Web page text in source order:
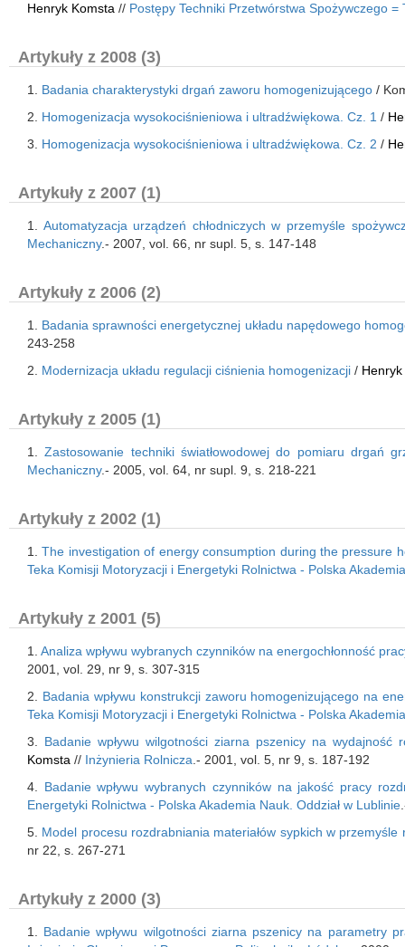
Henryk Komsta // Postępy Techniki Przetwórstwa Spożywczego
Artykuły z 2008 (3)
1. Badania charakterystyki drgań zaworu homogenizującego /
2. Homogenizacja wysokociśnieniowa i ultradźwiękowa. Cz. 1 /
3. Homogenizacja wysokociśnieniowa i ultradźwiękowa. Cz. 2 /
Artykuły z 2007 (1)
1. Automatyzacja urządzeń chłodniczych w przemyśle
Mechaniczny.- 2007, vol. 66, nr supl. 5, s. 147-148
Artykuły z 2006 (2)
1. Badania sprawności energetycznej układu napędowego
243-258
2. Modernizacja układu regulacji ciśnienia homogenizacji /
Artykuły z 2005 (1)
1.Zastosowanie techniki światłowodowej do pomiaru drgań
Mechaniczny.- 2005, vol. 64, nr supl. 9, s. 218-221
Artykuły z 2002 (1)
1.The investigation of energy consumption during the pressure
Teka Komisji Motoryzacji i Energetyki Rolnictwa - Polska
Artykuły z 2001 (5)
1.Analiza wpływu wybranych czynników na energochłonność
2001, vol. 29, nr 9, s. 307-315
2. Badania wpływu konstrukcji zaworu homogenizującego na
Teka Komisji Motoryzacji i Energetyki Rolnictwa - Polska
3. Badanie wpływu wilgotności ziarna pszenicy na
Komsta // Inżynieria Rolnicza .- 2001, vol. 5, nr 9, s. 187-192
4. Badanie wpływu wybranych czynników na jakość pracy
Energetyki Rolnictwa - Polska Akademia Nauk. Oddział w Lublinie
5. Model procesu rozdrabniania materiałów sypkich w przemyśle
nr 22, s. 267-271
Artykuły z 2000 (3)
1. Badanie wpływu wilgotności ziarna pszenicy na parametry